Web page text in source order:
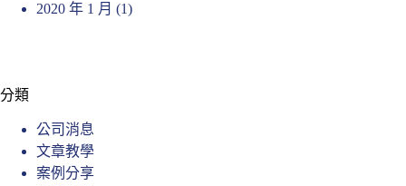
2020 年 1 月 (1)
分類
公司消息
文章教學
案例分享